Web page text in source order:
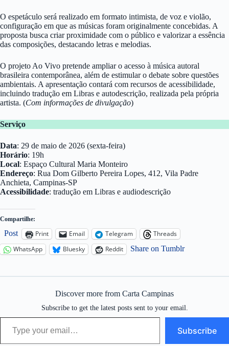
O espetáculo será realizado em formato intimista, de voz e violão,
configuração em que as músicas foram originalmente concebidas. A
proposta busca criar proximidade com o público e valorizar a essência
das composições, destacando letras e melodias.
O projeto Ao Vivo pretende ampliar o acesso à música autoral
brasileira contemporânea, além de estimular o debate sobre questões
ambientais. A apresentação contará com recursos de acessibilidade,
incluindo tradução em Libras e autodescrição, realizada pela própria
artista. (Com informações de divulgação)
Serviço
Data: 29 de maio de 2026 (sexta-feira)
Horário: 19h
Local: Espaço Cultural Maria Monteiro
Endereço: Rua Dom Gilberto Pereira Lopes, 412, Vila Padre
Anchieta, Campinas-SP
Acessibilidade: tradução em Libras e audiodescrição
Compartilhe:
Post Print Email Telegram
Threads
WhatsApp
Bluesky Reddit Share on Tumblr
Discover more from Carta Campinas
Subscribe to get the latest posts sent to your email.
Type your email…
Subscribe